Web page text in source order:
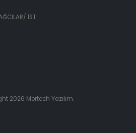
İST
2026 Mortech Yazılım.